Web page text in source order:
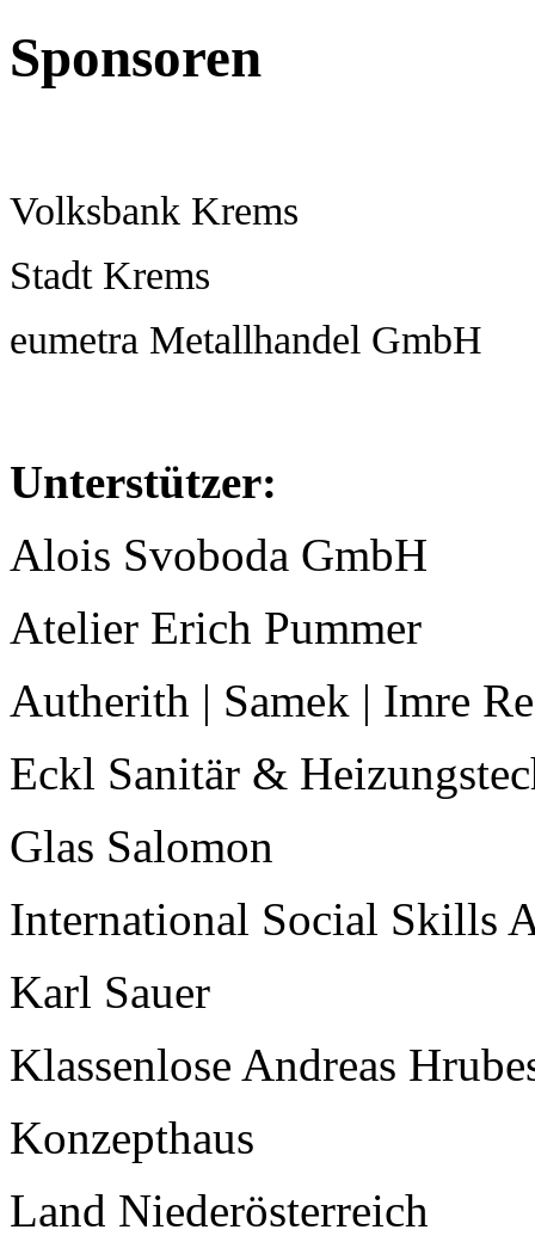
Sponsoren
Volksbank Krems
Stadt Krems
eumetra Metallhandel GmbH
Unterstützer:
Alois Svoboda GmbH
Atelier Erich Pummer
Autherith | Samek | Imre
Eckl Sanitär &
Glas Salomon
International Social Skills
Karl Sauer
Klassenlose Andreas
Konzepthaus
Land Niederösterreich